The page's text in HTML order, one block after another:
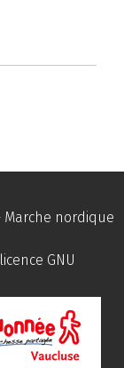
Marche nordique
GNU